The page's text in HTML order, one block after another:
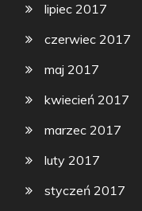
lipiec 2017
czerwiec 2017
maj 2017
kwiecień 2017
marzec 2017
luty 2017
styczeń 2017